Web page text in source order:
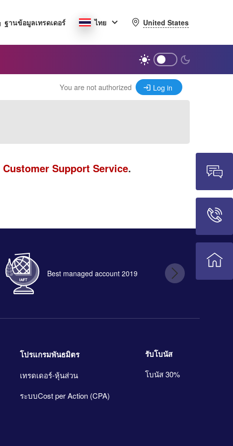
ฐานข้อมูลเทรดเดอร์ ไทย United States
You are not authorized Log in
Customer Support Service.
Best managed account 2019
โปรแกรมพันธมิตร
เทรดเดอร์-หุ้นส่วน
ระบบCost per Action (CPA)
รับโบนัส
โบนัส 30%